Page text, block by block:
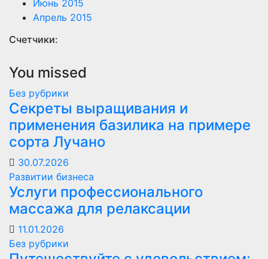
Июнь 2015
Апрель 2015
Счетчики:
You missed
Без рубрики
Секреты выращивания и
применения базилика на примере
сорта Лучано
30.07.2026
Развитии бизнеса
Услуги профессионального
массажа для релаксации
11.01.2026
Без рубрики